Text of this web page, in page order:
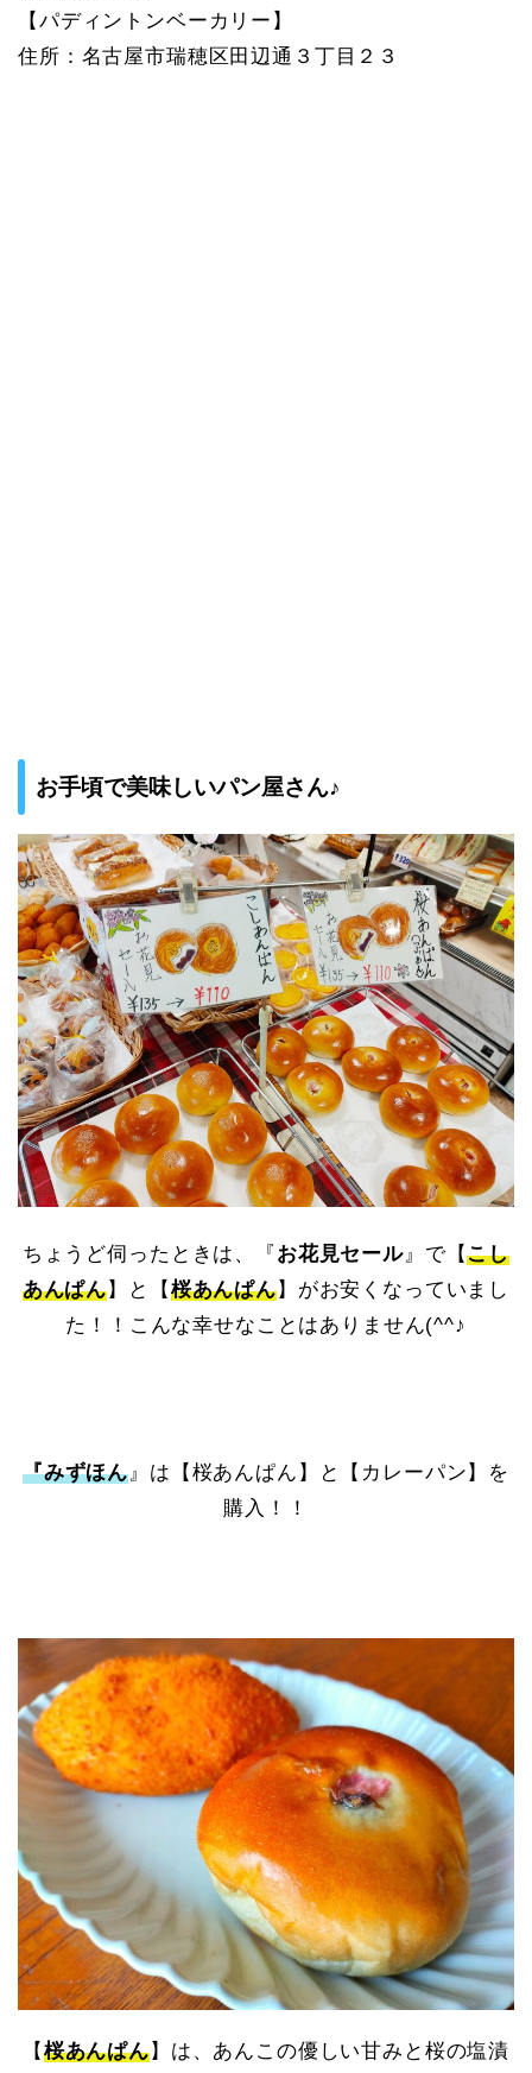
【パディントンベーカリー】
住所：名古屋市瑞穂区田辺通３丁目２３
お手頃で美味しいパン屋さん♪
ちょうど伺ったときは、『お花見セール』で【こし
あんぱん】と【 桜あんぱん】がお安くなっていまし
た！！こんな幸せなことはありません(^^♪
『みずほん』は【桜あんぱん】と【カレーパン】を
購入！！
【 桜あんぱん】は、あんこの優しい甘みと桜の塩漬